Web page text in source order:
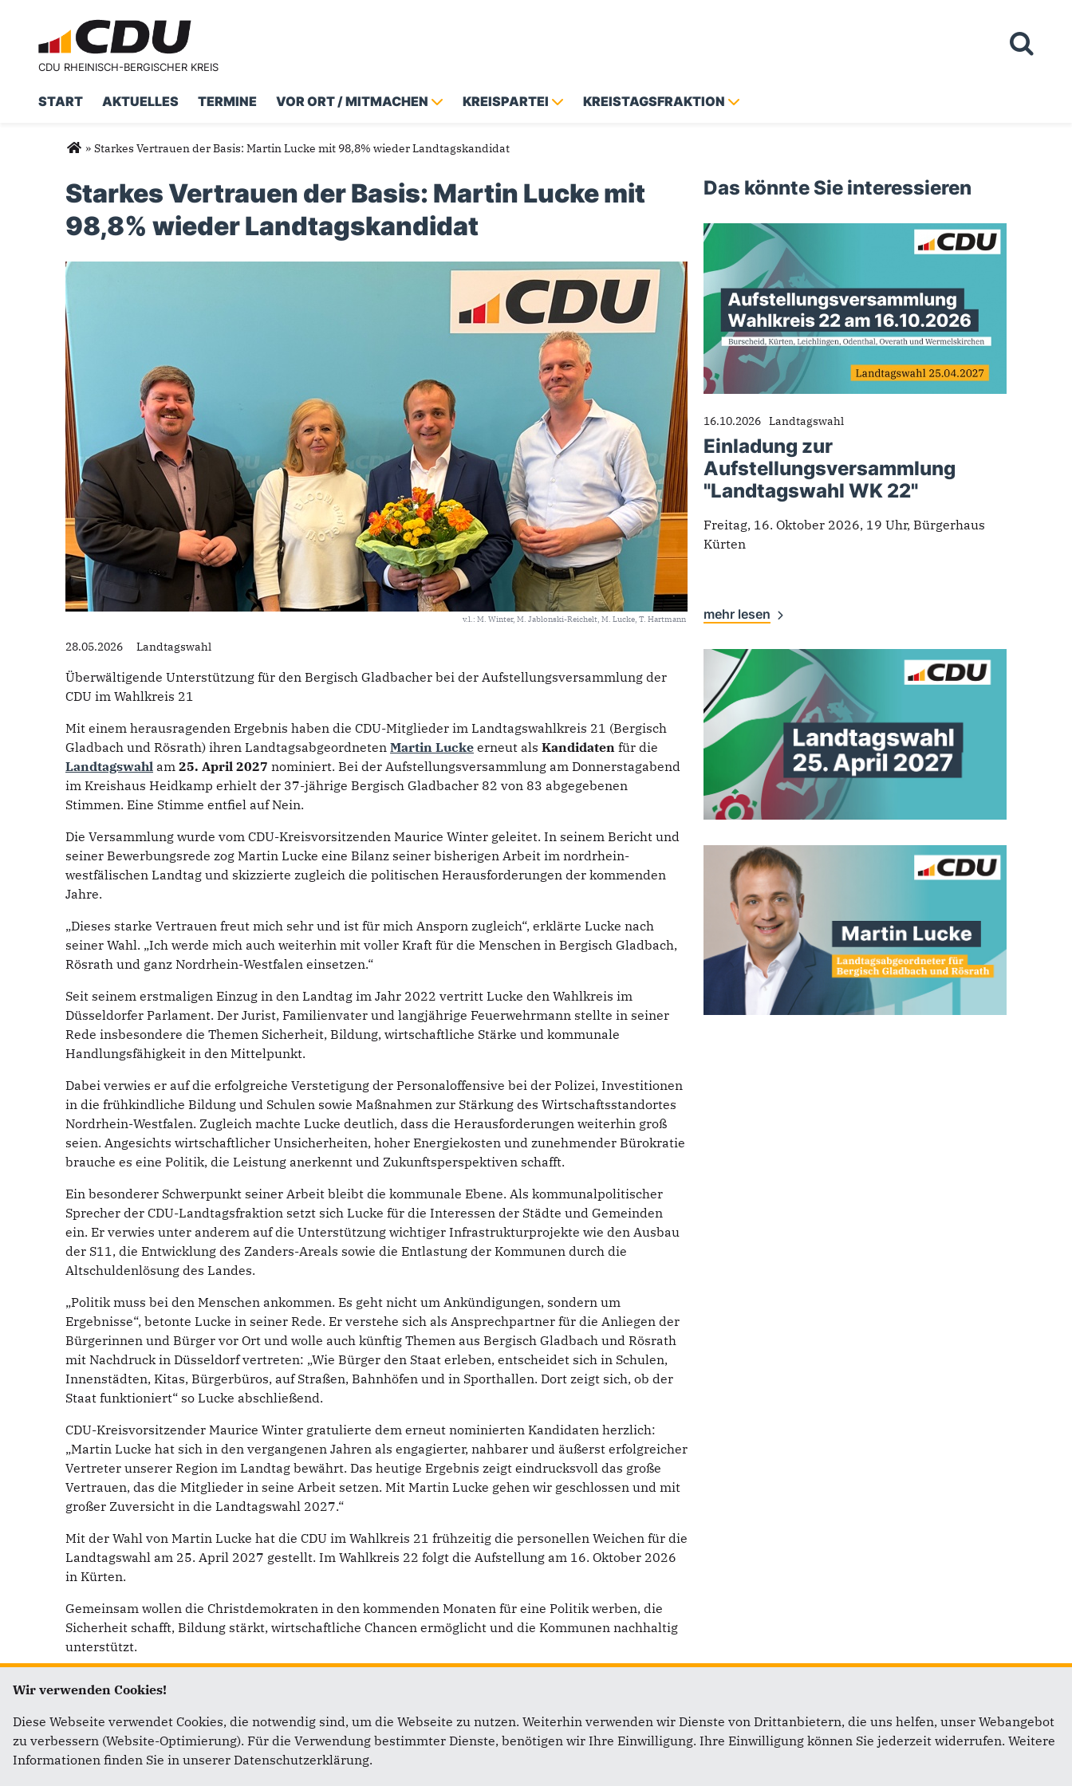
CDU RHEINISCH-BERGISCHER KREIS
START AKTUELLES TERMINE VOR ORT / MITMACHEN KREISPARTEI KREISTAGSFRAKTION
Suchformular
SucheSie sind hier
» Starkes Vertrauen der Basis: Martin Lucke mit 98,8% wieder Landtagskandidat
Starkes Vertrauen der Basis: Martin Lucke mit
98,8% wieder Landtagskandidat
v.l.: M. Winter, M. Jablonski-Reichelt, M. Lucke, T. Hartmann
28.05.2026 Landtagswahl
Überwältigende Unterstützung für den Bergisch Gladbacher bei der Aufstellungsversammlung der
CDU im Wahlkreis 21
Mit einem herausragenden Ergebnis haben die CDU-Mitglieder im Landtagswahlkreis 21 (Bergisch
Gladbach und Rösrath) ihren Landtagsabgeordneten Martin Lucke erneut als Kandidaten für die
Landtagswahl am 25. April 2027 nominiert. Bei der Aufstellungsversammlung am Donnerstagabend
im Kreishaus Heidkamp erhielt der 37-jährige Bergisch Gladbacher 82 von 83 abgegebenen
Stimmen. Eine Stimme entfiel auf Nein.
Die Versammlung wurde vom CDU-Kreisvorsitzenden Maurice Winter geleitet. In seinem Bericht und
seiner Bewerbungsrede zog Martin Lucke eine Bilanz seiner bisherigen Arbeit im nordrhein-
westfälischen Landtag und skizzierte zugleich die politischen Herausforderungen der kommenden
Jahre.
„Dieses starke Vertrauen freut mich sehr und ist für mich Ansporn zugleich“, erklärte Lucke nach
seiner Wahl. „Ich werde mich auch weiterhin mit voller Kraft für die Menschen in Bergisch Gladbach,
Rösrath und ganz Nordrhein-Westfalen einsetzen.“
Seit seinem erstmaligen Einzug in den Landtag im Jahr 2022 vertritt Lucke den Wahlkreis im
Düsseldorfer Parlament. Der Jurist, Familienvater und langjährige Feuerwehrmann stellte in seiner
Rede insbesondere die Themen Sicherheit, Bildung, wirtschaftliche Stärke und kommunale
Handlungsfähigkeit in den Mittelpunkt.
Dabei verwies er auf die erfolgreiche Verstetigung der Personaloffensive bei der Polizei, Investitionen
in die frühkindliche Bildung und Schulen sowie Maßnahmen zur Stärkung des Wirtschaftsstandortes
Nordrhein-Westfalen. Zugleich machte Lucke deutlich, dass die Herausforderungen weiterhin groß
seien. Angesichts wirtschaftlicher Unsicherheiten, hoher Energiekosten und zunehmender Bürokratie
brauche es eine Politik, die Leistung anerkennt und Zukunftsperspektiven schafft.
Ein besonderer Schwerpunkt seiner Arbeit bleibt die kommunale Ebene. Als kommunalpolitischer
Sprecher der CDU-Landtagsfraktion setzt sich Lucke für die Interessen der Städte und Gemeinden
ein. Er verwies unter anderem auf die Unterstützung wichtiger Infrastrukturprojekte wie den Ausbau
der S11, die Entwicklung des Zanders-Areals sowie die Entlastung der Kommunen durch die
Altschuldenlösung des Landes.
„Politik muss bei den Menschen ankommen. Es geht nicht um Ankündigungen, sondern um
Ergebnisse“, betonte Lucke in seiner Rede. Er verstehe sich als Ansprechpartner für die Anliegen der
Bürgerinnen und Bürger vor Ort und wolle auch künftig Themen aus Bergisch Gladbach und Rösrath
mit Nachdruck in Düsseldorf vertreten: „Wie Bürger den Staat erleben, entscheidet sich in Schulen,
Innenstädten, Kitas, Bürgerbüros, auf Straßen, Bahnhöfen und in Sporthallen. Dort zeigt sich, ob der
Staat funktioniert“ so Lucke abschließend.
CDU-Kreisvorsitzender Maurice Winter gratulierte dem erneut nominierten Kandidaten herzlich:
„Martin Lucke hat sich in den vergangenen Jahren als engagierter, nahbarer und äußerst erfolgreicher
Vertreter unserer Region im Landtag bewährt. Das heutige Ergebnis zeigt eindrucksvoll das große
Vertrauen, das die Mitglieder in seine Arbeit setzen. Mit Martin Lucke gehen wir geschlossen und mit
großer Zuversicht in die Landtagswahl 2027.“
Mit der Wahl von Martin Lucke hat die CDU im Wahlkreis 21 frühzeitig die personellen Weichen für die
Landtagswahl am 25. April 2027 gestellt. Im Wahlkreis 22 folgt die Aufstellung am 16. Oktober 2026
in Kürten.
Gemeinsam wollen die Christdemokraten in den kommenden Monaten für eine Politik werben, die
Sicherheit schafft, Bildung stärkt, wirtschaftliche Chancen ermöglicht und die Kommunen nachhaltig
unterstützt.
Offizielle Einladung zur Aufstellungsversammlung im Wahlkreis 21 am 28.05.2026(152 KB)
Das könnte Sie interessieren
16.10.2026 Landtagswahl
Einladung zur
Aufstellungsversammlung
"Landtagswahl WK 22"
Freitag, 16. Oktober 2026, 19 Uhr, Bürgerhaus
Kürten
mehr lesen
Wir verwenden Cookies!
Diese Webseite verwendet Cookies, die notwendig sind, um die Webseite zu nutzen. Weiterhin verwenden wir Dienste von Drittanbietern, die uns helfen, unser Webangebot
zu verbessern (Website-Optimierung). Für die Verwendung bestimmter Dienste, benötigen wir Ihre Einwilligung. Ihre Einwilligung können Sie jederzeit widerrufen. Weitere
Informationen finden Sie in unserer Datenschutzerklärung.